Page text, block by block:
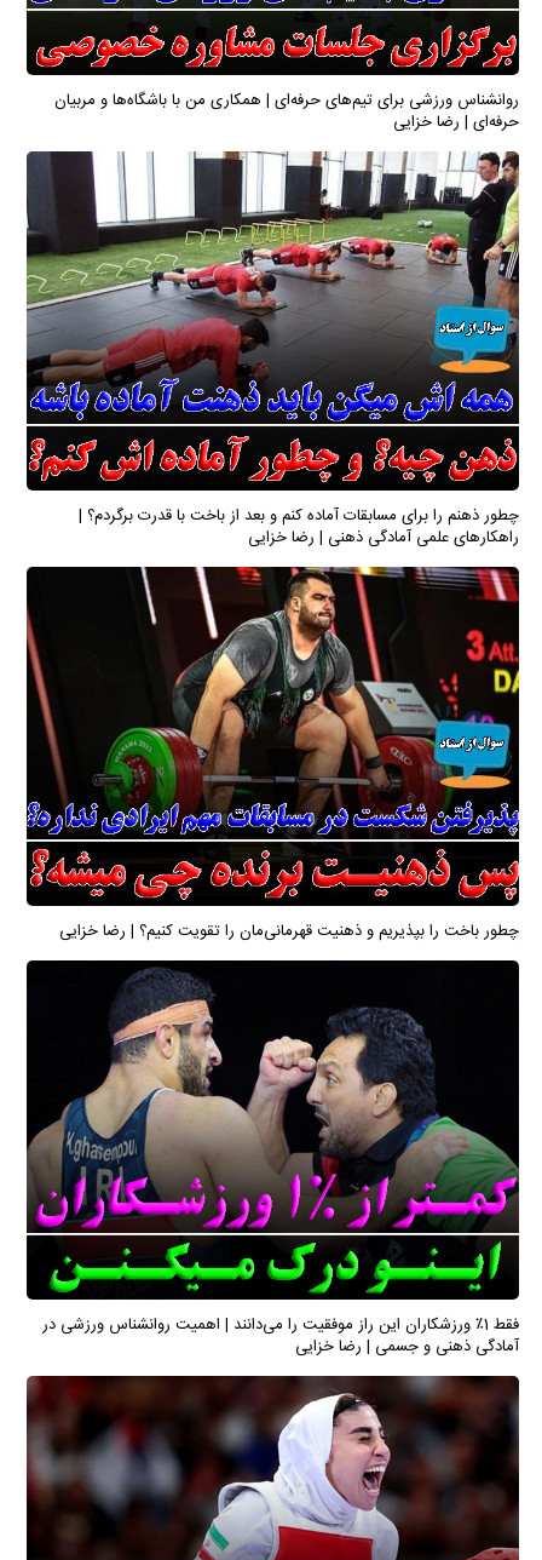
روانشناس ورزشی برای تیم‌های حرفه‌ای | همکاری من با باشگاه‌ها و مربیان
حرفه‌ای | رضا خزایی
چطور ذهنم را برای مسابقات آماده کنم و بعد از باخت با قدرت برگردم؟ |
راهکارهای علمی آمادگی ذهنی | رضا خزایی
چطور باخت را بپذیریم و ذهنیت قهرمانی‌مان را تقویت کنیم؟ | رضا خزایی
فقط 1٪ ورزشکاران این راز موفقیت را می‌دانند | اهمیت روانشناس ورزشی در
آمادگی ذهنی و جسمی | رضا خزایی